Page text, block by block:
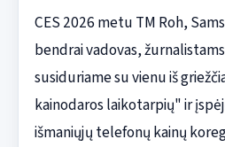
CES 2026 metu TM Roh,
bendrai vadovas,
susiduriame su vienu iš
kainodaros laikotarpių" ir
išmaniųjų telefonų kainų